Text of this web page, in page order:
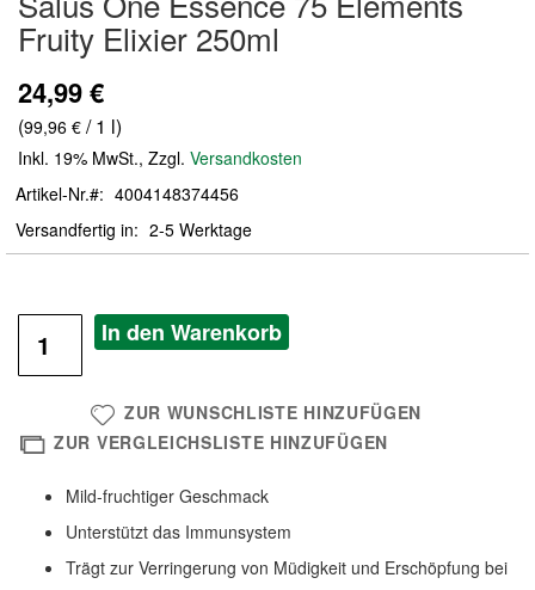
der
Bildergalerie
Fruity Elixier 250ml
24,99 €
(99,96 € / 1 l)
Inkl. 19% MwSt., Zzgl. Versandkosten
Artikel-Nr.
4004148374456
Versandfertig in
2-5 Werktage
In den Warenkorb
ZUR WUNSCHLISTE HINZUFÜGEN
ZUR VERGLEICHSLISTE HINZUFÜGEN
Mild-fruchtiger Geschmack
Unterstützt das Immunsystem
Trägt zur Verringerung von Müdigkeit und Erschöpfung bei